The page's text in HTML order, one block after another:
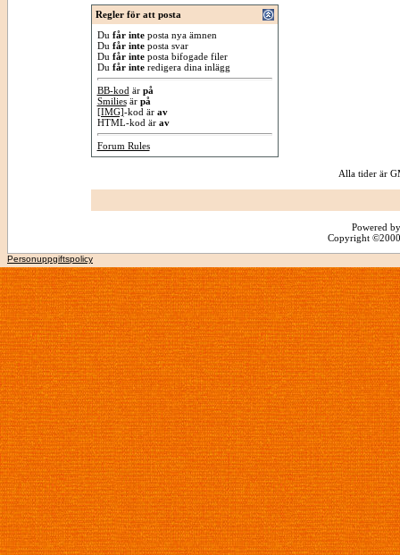
Regler för att posta
Du får inteposta nya ämnen
Du får inteposta svar
Du får inteposta bifogade filer
Du får interedigera dina inlägg
BB-kod är på
Smiliesär på
[IMG]-kod är av
HTML-kod är av
Forum Rules
Alla tider är
Powered
Copyright
Personuppgiftspolicy